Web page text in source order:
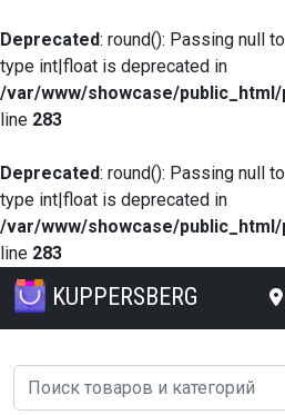
Deprecated: round(): Passing null
type int|float is deprecated in
/var/www/showcase/
line 283
Deprecated: round(): Passing null
type int|float is deprecated in
/var/www/showcase/
line 283
KUPPERSBERG